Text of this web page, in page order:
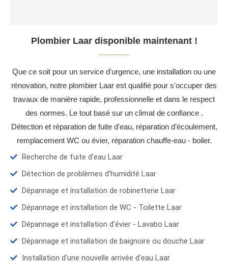
Plombier Laar disponible maintenant !
Que ce soit pour un service d'urgence, une installation ou une
rénovation, notre plombier Laar est qualifié pour s'occuper des
travaux de manière rapide, professionnelle et dans le respect
des normes. Le tout basé sur un climat de confiance .
Détection et réparation de fuite d'eau, réparation d’écoulement,
remplacement WC ou évier, réparation chauffe-eau - boiler.
Recherche de fuite d’eau Laar
Détection de problèmes d'humidité Laar
Dépannage et installation de robinetterie Laar
Dépannage et installation de WC - Toilette Laar
Dépannage et installation d'évier - Lavabo Laar
Dépannage et installation de baignoire ou douche Laar
Installation d'une nouvelle arrivée d'eau Laar